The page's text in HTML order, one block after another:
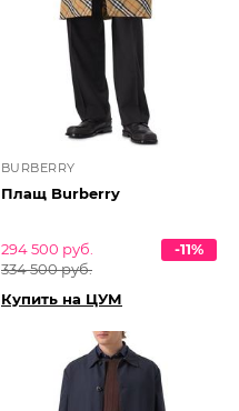
BURBERRY
Плащ Burberry
294 500 руб.
334 500 руб.
-11%
Купить на ЦУМ